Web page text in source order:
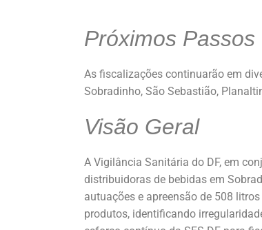
Próximos Passos
As fiscalizações continuarão em
Sobradinho, São Sebastião,
Visão Geral
A Vigilância Sanitária do DF, em
distribuidoras de bebidas em
autuações e apreensão de 508
produtos, identificando